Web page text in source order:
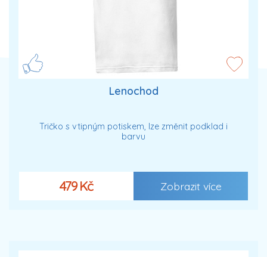
Lenochod
Tričko s vtipným potiskem, lze změnit podklad i
barvu
479 Kč Zobrazit více